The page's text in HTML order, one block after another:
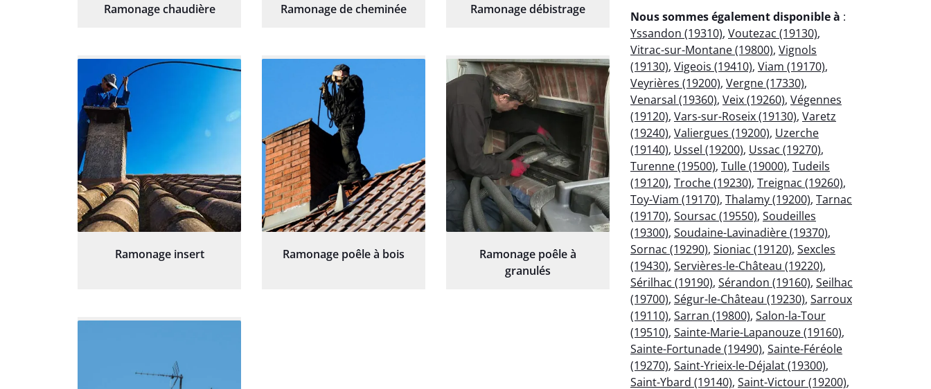
Ramonage chaudière Ramonage de cheminée Ramonage débistrage
Ramonage insert Ramonage poêle à bois
Ramonage poêle à
granulés
Nous sommes également disponible à :
Yssandon (19310), Voutezac (19130),
Vitrac-sur-Montane (19800), Vignols
(19130), Vigeois (19410), Viam (19170),
Veyrières (19200), Vergne (17330),
Venarsal (19360), Veix (19260), Végennes
(19120), Vars-sur-Roseix (19130), Varetz
(19240), Valiergues (19200), Uzerche
(19140), Ussel (19200), Ussac (19270),
Turenne (19500), Tulle (19000), Tudeils
(19120), Troche (19230), Treignac (19260),
Toy-Viam (19170), Thalamy (19200), Tarnac
(19170), Soursac (19550), Soudeilles
(19300), Soudaine-Lavinadière (19370),
Sornac (19290), Sioniac (19120), Sexcles
(19430), Servières-le-Château (19220),
Sérilhac (19190), Sérandon (19160), Seilhac
(19700), Ségur-le-Château (19230), Sarroux
(19110), Sarran (19800), Salon-la-Tour
(19510), Sainte-Marie-Lapanouze (19160),
Sainte-Fortunade (19490), Sainte-Féréole
(19270), Saint-Yrieix-le-Déjalat (19300),
Saint-Ybard (19140), Saint-Victour (19200),